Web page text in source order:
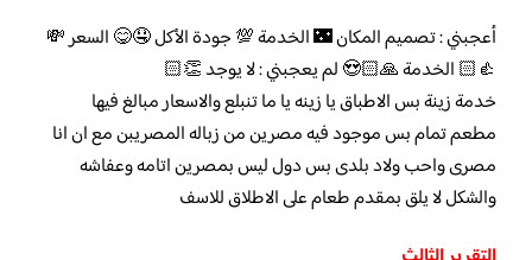
أعجبني : تصميم المكان 🌃 الخدمة 💯 جودة الأكل 🤤😋 السعر 💸
👍🏻 الخدمة 🙏🏻😍 لم يعجبني : لا يوجد 👏🏻
خدمة زينة بس الاطباق يا زينه يا ما تنبلع والاسعار مبالغ فيها
مطعم تمام بس موجود فيه مصرين من زباله المصريبن مع ان انا
مصرى واحب ولاد بلدى بس دول ليس بمصرين اتامه وعفاشه
والشكل لا يلق بمقدم طعام على الاطلاق للاسف